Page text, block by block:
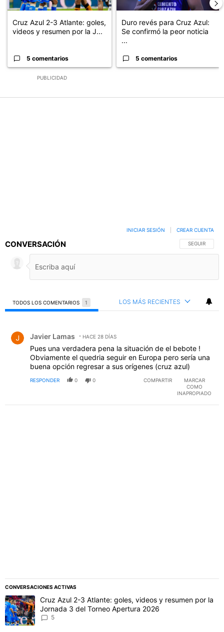
PUBLICIDAD
Cruz Azul 2-3 Atlante: goles,
videos y resumen por la J...
5 comentarios
Duro revés para Cruz Azul:
Se confirmó la peor noticia
...
5 comentarios
CONVERSACIÓN SIGA ESTA
SEGUIR
INICIAR SESIÓN CREAR CUENTA
TODOS LOS COMENTARIOS 1 LOS MÁS RECIENTES
Javier Lamas HACE 28 DÍAS
Pues una verdadera pena la situación de el bebote !
Obviamente el quedria seguir en Europa pero sería una
buena opción regresar a sus orígenes (cruz azul)
RESPONDER 0 0 COMPARTIR
MARCAR
COMO
INAPROPIADO
CONVERSACIONES ACTIVAS
Este listado muestra los artículos con más comentarios en los
Un artículo de tendencia con el título "Cruz Azul 2-3 Atlante:
Cruz Azul 2-3 Atlante: goles, videos y resumen por la
Jornada 3 del Torneo Apertura 2026
5